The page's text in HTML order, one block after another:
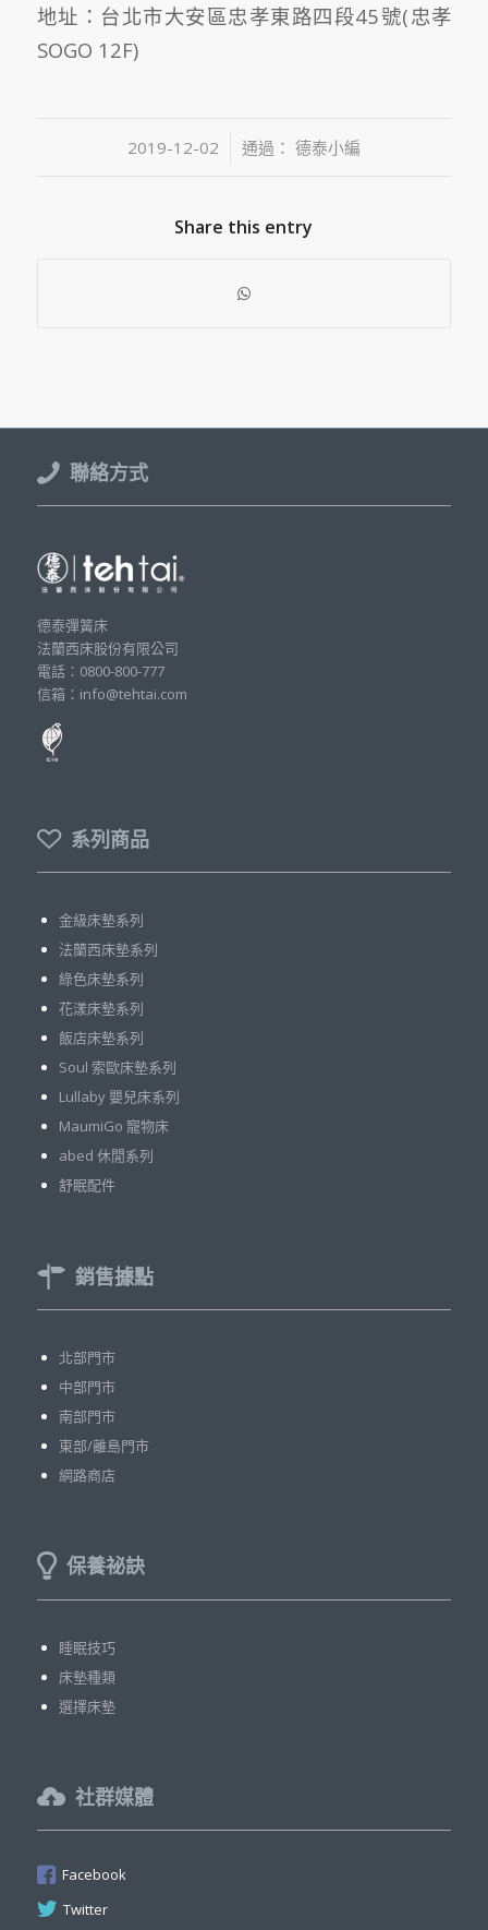
地址：台北市大安區忠孝東路四段45號(忠孝
SOGO 12F)
2019-12-02
/ 通過： 德泰小編
Share this entry
聯絡方式
德泰彈簧床
法蘭西床股份有限公司
電話：0800-800-777
信箱：info@tehtai.com
系列商品
金級床墊系列
法蘭西床墊系列
綠色床墊系列
花漾床墊系列
飯店床墊系列
Soul 索歐床墊系列
Lullaby 嬰兒床系列
MaumiGo 寵物床
abed 休閒系列
舒眠配件
銷售據點
北部門市
中部門市
南部門市
東部/離島門市
網路商店
保養祕訣
睡眠技巧
床墊種類
選擇床墊
社群媒體
Facebook
Twitter